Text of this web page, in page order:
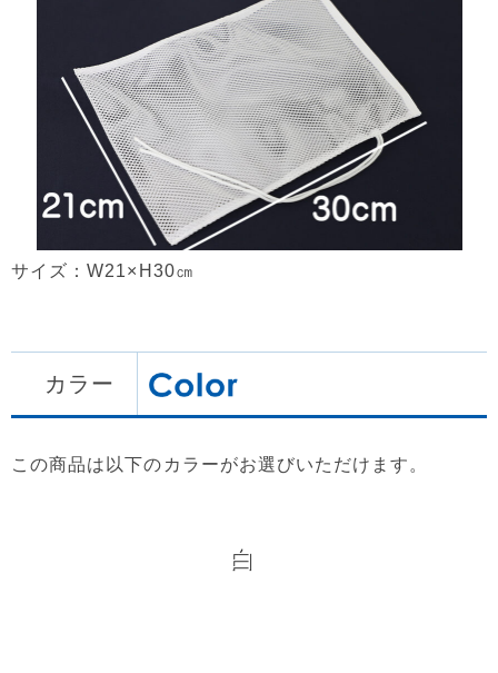
サイズ：W21×H30㎝
カラー
この商品は以下のカラーがお選びいただけます。
白